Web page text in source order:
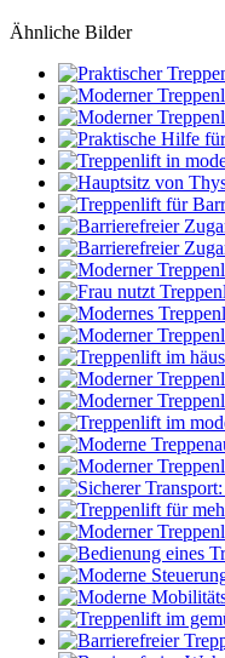
Ähnliche Bilder